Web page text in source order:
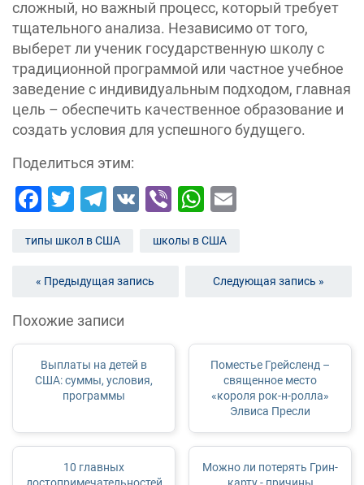
сложный, но важный процесс, который требует
тщательного анализа. Независимо от того,
выберет ли ученик государственную школу с
традиционной программой или частное учебное
заведение с индивидуальным подходом, главная
цель – обеспечить качественное образование и
создать условия для успешного будущего.
Поделиться этим:
Facebook
Twitter
Telegram
VK ViberWhatsApp
типы школ в США школы в США
« Предыдущая запись Следующая запись »
Похожие записи
Выплаты на детей в
США: суммы, условия,
программы
Поместье Грейсленд –
священное место
«короля рок-н-ролла»
Элвиса Пресли
10 главных
Можно ли потерять Грин-